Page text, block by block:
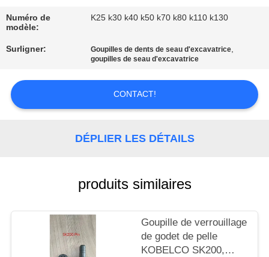
QUALITÉ
CONTACTEZ-
NOUS
DEMANDEZ
DU
Numéro de
modèle:
K25 k30 k40 k50 k70 k80 k110 k130
Surligner: Goupilles de dents de seau d'excavatrice,
goupilles de seau d'excavatrice
CONTACT!
DÉPLIER LES DÉTAILS
produits similaires
Goupille de verrouillage
de godet de pelle
KOBELCO SK200,